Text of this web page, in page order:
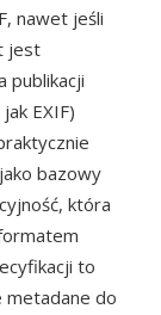
nawet jeśli
jest
publikacji
EXIF)
bazowy
która
to
do